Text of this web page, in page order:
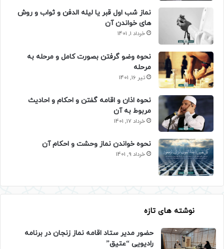
نماز شب اول قبر یا لیله الدفن و ثواب و روش
های خواندن آن
خرداد 1, 1401
نحوه وضو گرفتن بصورت کامل و مرحله به
مرحله
تیر 16, 1401
نحوه اذان و اقامه گفتن و احکام و احادیث
مربوط به آن
خرداد 17, 1401
نحوه خواندن نماز وحشت و احکام آن
خرداد 9, 1401
نوشته های تازه
حضور مدیر ستاد اقامه نماز زنجان در برنامه
رادیویی “عتیق”